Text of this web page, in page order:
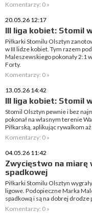
Komentarzy: 0 »
20.05.26 12:17
III liga kobiet: Stomil
Piłkarki Stomilu Olsztyn
w III lidze kobiet. Tym razem
Maleszewskiego pokonały 2:1
Forty.
Komentarzy: 0 »
13.05.26 14:42
III liga kobiet: Stomil
Stomil Olsztyn pewnie i bez
pokonał na własnym terenie
Piłkarską, aplikując rywalkom
Komentarzy: 0 »
04.05.26 11:42
Zwycięstwo na
spadkowej
Piłkarki Stomilu Olsztyn
ligowe. Podopieczne Marka
spadkową i są na dobrej drodze
Komentarzy: 0 »